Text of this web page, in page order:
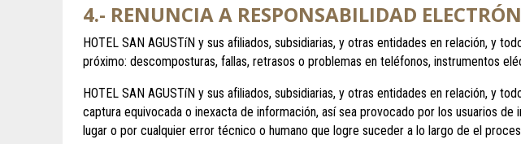
4.- RENUNCIA A RESPONSABILIDAD
HOTEL SAN AGUSTíN y sus afiliados, subsidiarias, y otras entidades en relación, y
próximo: descomposturas, fallas, retrasos o problemas en teléfonos, instrumentos
HOTEL SAN AGUSTíN y sus afiliados, subsidiarias, y otras entidades en relación, y
captura equivocada o inexacta de información, así sea provocado por los usuarios
lugar o por cualquier error técnico o humano que logre suceder a lo largo de el